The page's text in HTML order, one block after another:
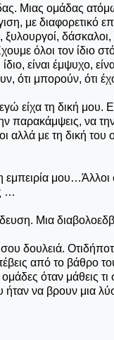
Μιας ομάδας
με διαφορετικό
ξυλουργοί,
όλοι τον ίδιο
είναι έμψυχο,
ότι μπορούν, ότι
είχα τη δική μου.
παρακάμψεις, να
αλλά με τη δική του
μου…Άλλοι
…
Μια
δουλειά.
από το βάθρο
όταν μάθεις τι
να βρουν μια